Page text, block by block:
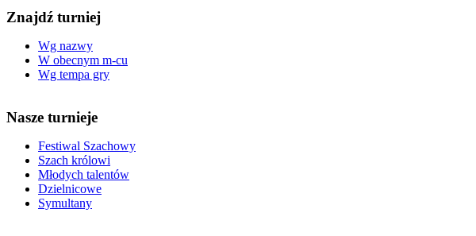
Znajdź turniej
Wg nazwy
W obecnym m-cu
Wg tempa gry
Nasze turnieje
Festiwal Szachowy
Szach królowi
Młodych talentów
Dzielnicowe
Symultany